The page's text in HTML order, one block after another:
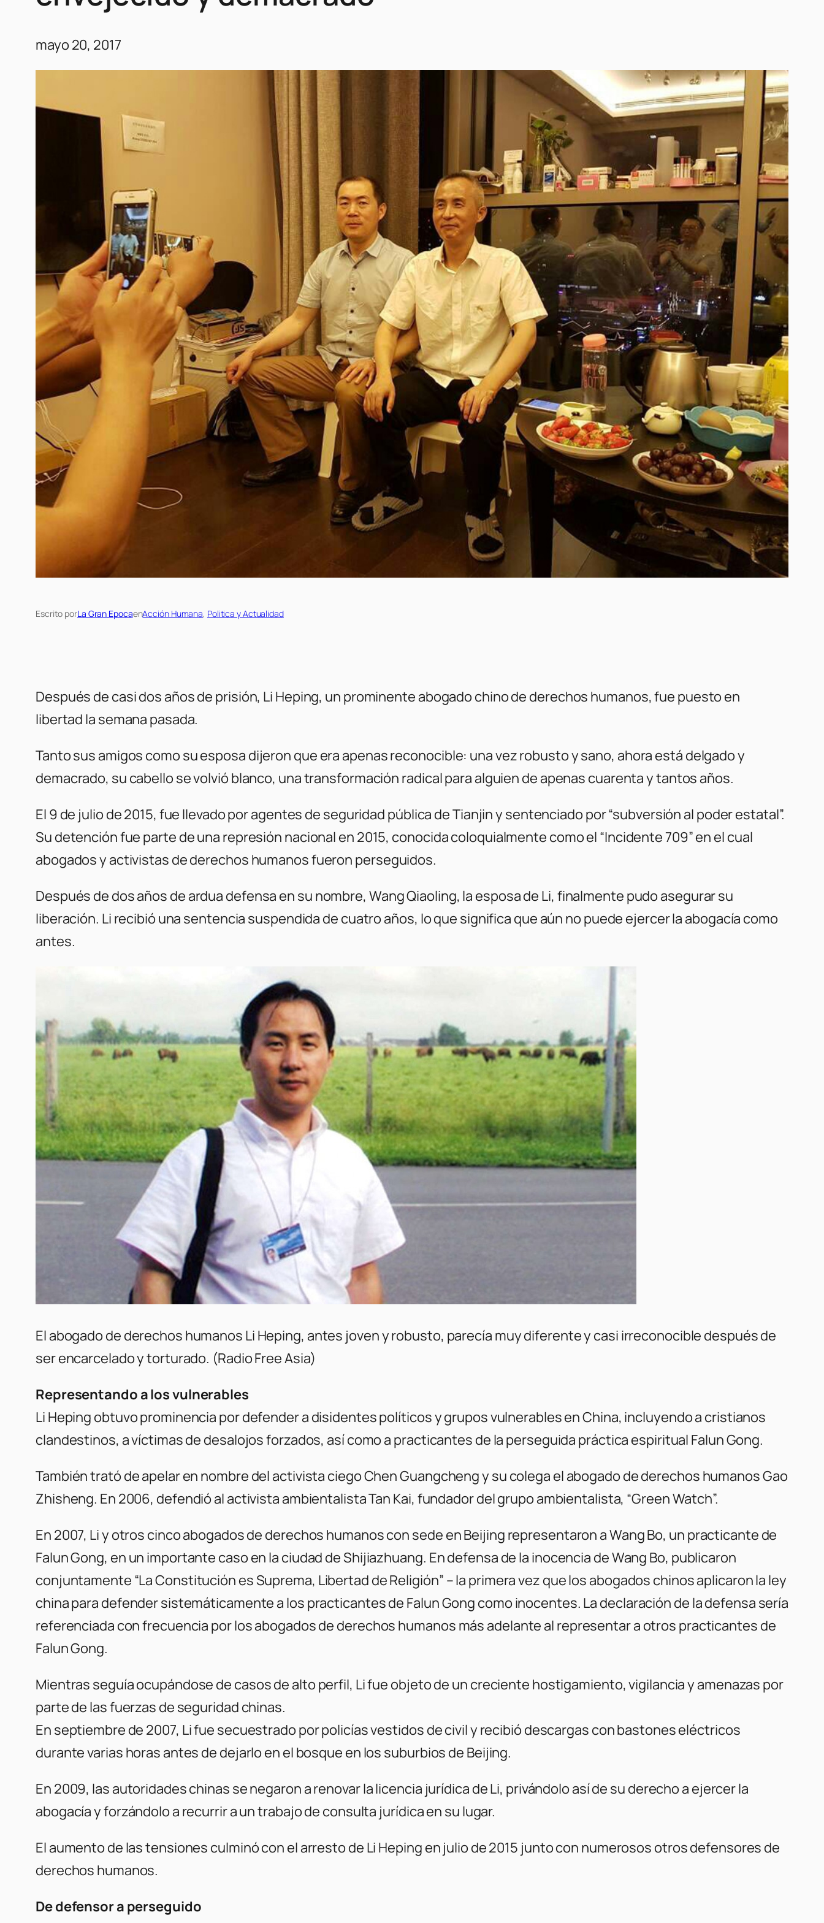
mayo 20, 2017
Escrito porLa Gran EpocaenAcción Humana, Politica y Actualidad
Después de casi dos años de prisión, Li Heping, un prominente abogado chino de derechos humanos, fue puesto en
libertad la semana pasada.
Tanto sus amigos como su esposa dijeron que era apenas reconocible: una vez robusto y sano, ahora está delgado y
demacrado, su cabello se volvió blanco, una transformación radical para alguien de apenas cuarenta y tantos años.
El 9 de julio de 2015, fue llevado por agentes de seguridad pública de Tianjin y sentenciado por “subversión al poder estatal”.
Su detención fue parte de una represión nacional en 2015, conocida coloquialmente como el “Incidente 709” en el cual
abogados y activistas de derechos humanos fueron perseguidos.
Después de dos años de ardua defensa en su nombre, Wang Qiaoling, la esposa de Li, finalmente pudo asegurar su
liberación. Li recibió una sentencia suspendida de cuatro años, lo que significa que aún no puede ejercer la abogacía como
antes.
El abogado de derechos humanos Li Heping, antes joven y robusto, parecía muy diferente y casi irreconocible después de
ser encarcelado y torturado. (Radio Free Asia)
Representando a los vulnerables
Li Heping obtuvo prominencia por defender a disidentes políticos y grupos vulnerables en China, incluyendo a cristianos
clandestinos, a víctimas de desalojos forzados, así como a practicantes de la perseguida práctica espiritual Falun Gong.
También trató de apelar en nombre del activista ciego Chen Guangcheng y su colega el abogado de derechos humanos Gao
Zhisheng. En 2006, defendió al activista ambientalista Tan Kai, fundador del grupo ambientalista, “Green Watch”.
En 2007, Li y otros cinco abogados de derechos humanos con sede en Beijing representaron a Wang Bo, un practicante de
Falun Gong, en un importante caso en la ciudad de Shijiazhuang. En defensa de la inocencia de Wang Bo, publicaron
conjuntamente “La Constitución es Suprema, Libertad de Religión” – la primera vez que los abogados chinos aplicaron la ley
china para defender sistemáticamente a los practicantes de Falun Gong como inocentes. La declaración de la defensa sería
referenciada con frecuencia por los abogados de derechos humanos más adelante al representar a otros practicantes de
Falun Gong.
Mientras seguía ocupándose de casos de alto perfil, Li fue objeto de un creciente hostigamiento, vigilancia y amenazas por
parte de las fuerzas de seguridad chinas.
En septiembre de 2007, Li fue secuestrado por policías vestidos de civil y recibió descargas con bastones eléctricos
durante varias horas antes de dejarlo en el bosque en los suburbios de Beijing.
En 2009, las autoridades chinas se negaron a renovar la licencia jurídica de Li, privándolo así de su derecho a ejercer la
abogacía y forzándolo a recurrir a un trabajo de consulta jurídica en su lugar.
El aumento de las tensiones culminó con el arresto de Li Heping en julio de 2015 junto con numerosos otros defensores de
derechos humanos.
De defensor a perseguido